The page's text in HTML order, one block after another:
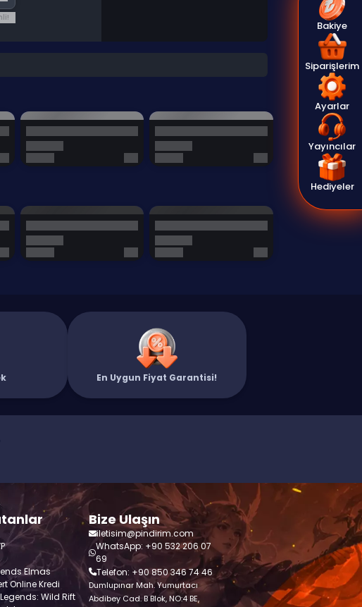
En Uygun Fiyat Garantisi!
Elmas
Online Kredi
Wild Rift
Bize Ulaşın
iletisim@pindirim.com
WhatsApp: +90 532 206 07
69
Telefon: +90 850 346 74 46
Dumlupınar Mah. Yumurtacı
Abdibey Cad. B Blok, NO:4 BE,
Bakiye
Siparişlerim
Ayarlar
Yayıncılar
Hediyeler